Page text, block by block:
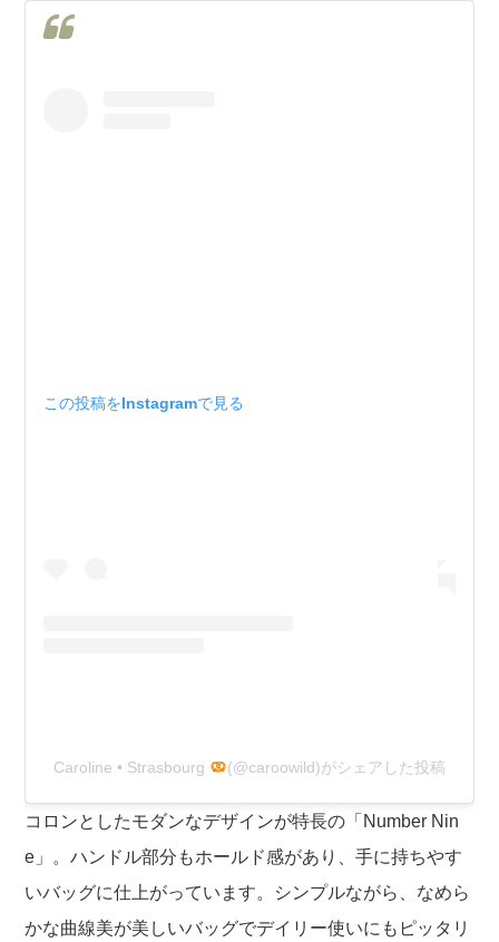
この投稿をInstagramで見る
Caroline • Strasbourg (@caroowild)がシェアした投稿
コロンとしたモダンなデザインが特長の「Number Nin
e」。ハンドル部分もホールド感があり、手に持ちやす
いバッグに仕上がっています。シンプルながら、なめら
かな曲線美が美しいバッグでデイリー使いにもピッタリ